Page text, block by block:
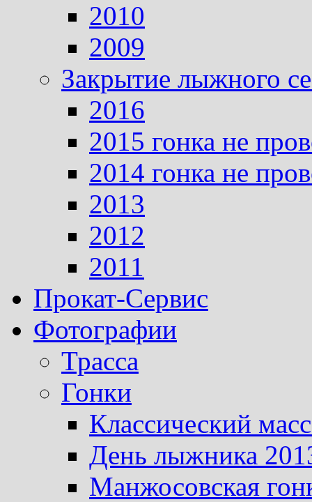
2010
2009
Закрытие лыжного
2016
2015 гонка не
2014 гонка не
2013
2012
2011
Прокат-Сервис
Фотографии
Трасса
Гонки
Классический
День лыжника
Манжосовская